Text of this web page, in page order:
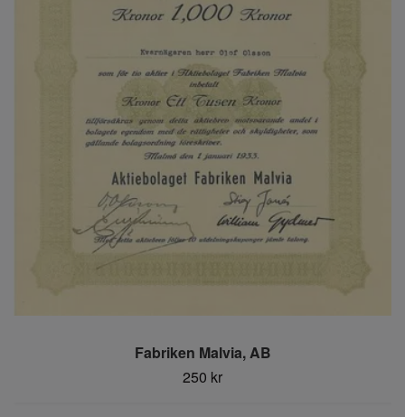
Fabriken Malvia, AB
250 kr